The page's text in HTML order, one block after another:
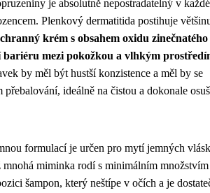
je absolutně nepostradatelný v každé
Plenkový dermatitida postihuje
krém s obsahem oxidu zinečnatého
mezi pokožkou a vlhkým
by měl být hustší konzistence a měl by se
ideálně na čistou a dokonale
formulací je určen pro mytí jemných
miminka rodí s minimálním
šampon, který neštípe v očích a je